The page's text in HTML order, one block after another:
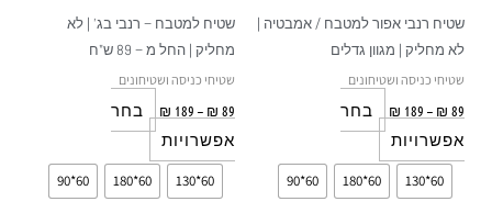
שטיח רנבי אפור למטבח / אמבטיה |
לא מחליק | מגוון גדלים
שטיחי כניסה ושטיחונים
₪ 89
–
₪ 189
בחר
אפשרויות
האפשרויות
בעמוד
60*130
60*180
60*90
שטיח למטבח – רנבי בג' | לא
מחליק | החל מ – 89 ש"ח
שטיחי כניסה ושטיחונים
₪ 89
–
₪ 189
בחר
אפשרויות
האפשרויות
בעמוד
60*130
60*180
60*90